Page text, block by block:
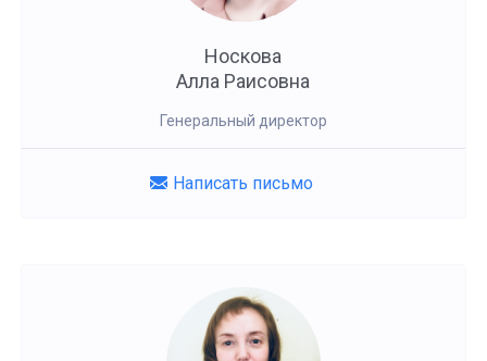
Носкова
Алла Раисовна
Генеральный директор
Написать письмо